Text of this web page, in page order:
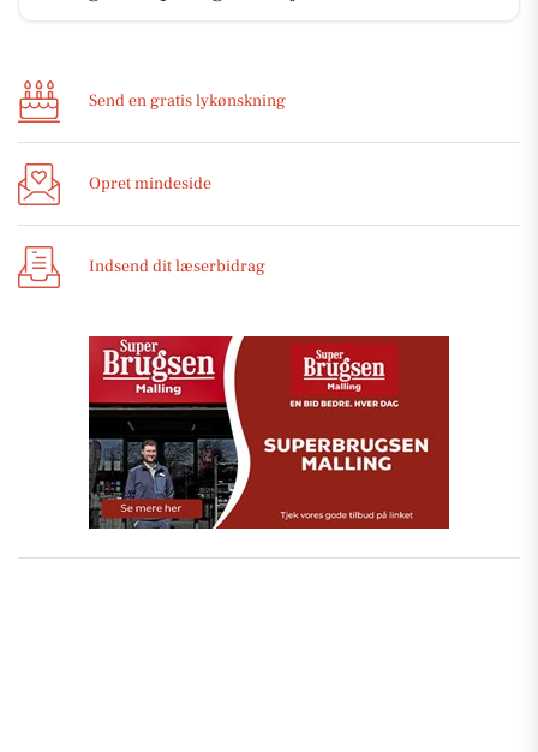
Send en gratis lykønskning
Opret mindeside
Indsend dit læserbidrag